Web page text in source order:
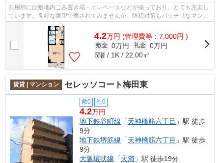
共用部には敷地内ごみ置き場・エレベータなどが揃っており、とても充実し
ています。良好な眺望で癒されてみませんか。防犯対策もバッチリなマンシ
ョンタイプの物件です。条件として多...
4.2万円 (管理費等：7,000円 )
敷金 0万円 礼金 0万円
5階 / 1K / 22.00㎡
賃貸 | マンション セレッソコート梅田東
敷0 礼0
4.2万円
地下鉄谷町線 「天神橋筋六丁目 」駅 徒歩
9分
地下鉄堺筋線 「天神橋筋六丁目 」駅 徒歩
9分
大阪環状線 「天満 」駅 徒歩19分